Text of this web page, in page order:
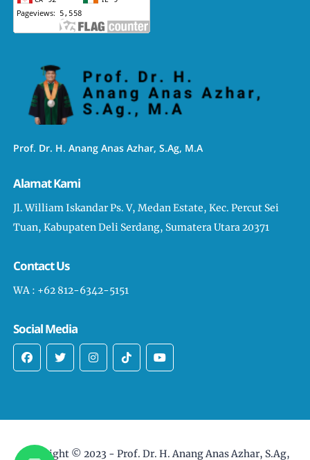
Prof. Dr. H. Anang Anas Azhar, S.Ag, M.A
Alamat Kami
Jl. William Iskandar Ps. V, Medan Estate, Kec. Percut Sei
Tuan, Kabupaten Deli Serdang, Sumatera Utara 20371
Contact Us
WA : +62 812-6342-5151
Social Media
Copyright © 2023 - Prof. Dr. H. Anang Anas Azhar, S.Ag,